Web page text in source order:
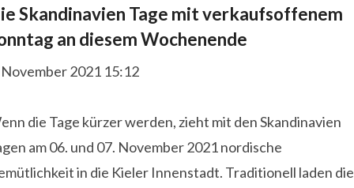
Skandinavien Tage mit verkaufsoffenem
an diesem Wochenende
2021 15:12
die Tage kürzer werden, zieht mit den Skandinavien
am 06. und 07. November 2021 nordische
in die Kieler Innenstadt. Traditionell laden die